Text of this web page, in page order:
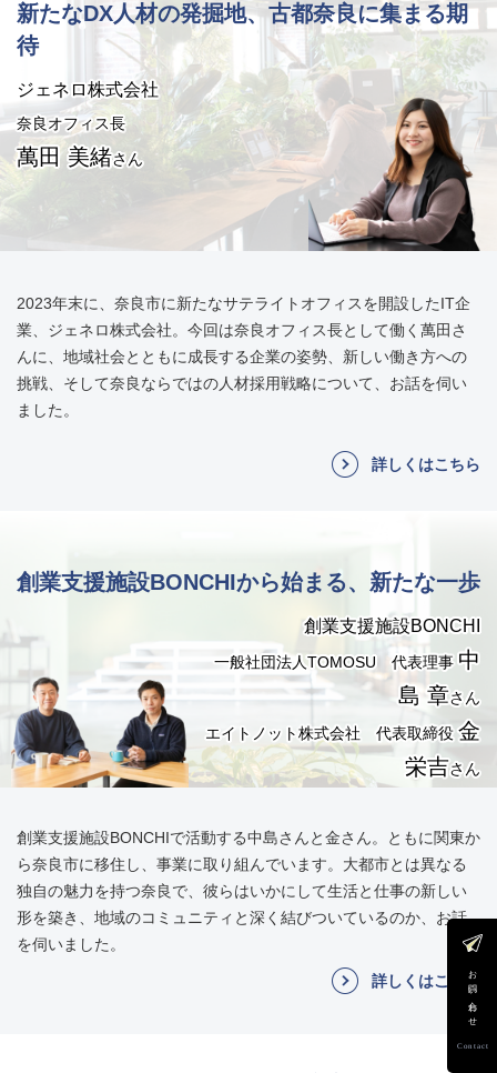
お問い合わせ
Contact
新たなDX人材の発掘地、古都奈良に集まる期
待
ジェネロ株式会社
奈良オフィス長
萬田 美緒さん
2023年末に、奈良市に新たなサテライトオフィスを開設したIT企
業、ジェネロ株式会社。今回は奈良オフィス長として働く萬田さ
んに、地域社会とともに成長する企業の姿勢、新しい働き方への
挑戦、そして奈良ならではの人材採用戦略について、お話を伺い
ました。
詳しくはこちら
創業支援施設BONCHIから始まる、新たな一歩
創業支援施設BONCHI
一般社団法人TOMOSU 代表理事中
島 章さん
エイトノット株式会社 代表取締役金
栄吉さん
創業支援施設BONCHIで活動する中島さんと金さん。ともに関東か
ら奈良市に移住し、事業に取り組んでいます。大都市とは異なる
独自の魅力を持つ奈良で、彼らはいかにして生活と仕事の新しい
形を築き、地域のコミュニティと深く結びついているのか、お話
を伺いました。
詳しくはこちら